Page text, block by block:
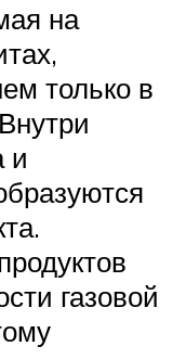
на
только в
и
газовой